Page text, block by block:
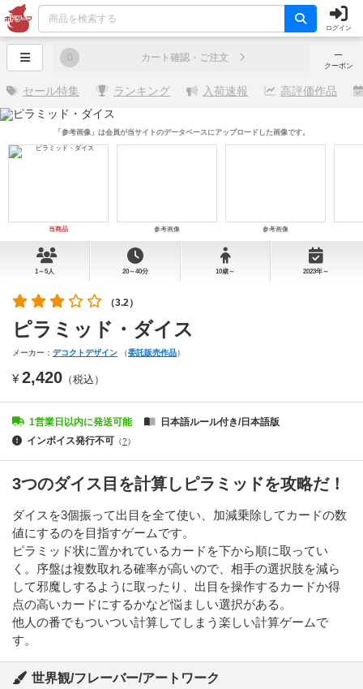
ログイン
─
クーポン
0 カート確認・ご注文
セール特集 ランキング 入荷速報 高評価作品
当商品 参考画像 参考画像
「参考画像」は会員が当サイトのデータベースにアップロードした画像です。
1～5人 20～40分 10歳～ 2023年～
（3.2）
ピラミッド・ダイス
メーカー： デコクトデザイン （委託販売作品）
¥ 2,420 （税込）
1営業日以内に発送可能
日本語ルール付き/日本語版
インボイス発行不可 （?）
3つのダイス目を計算しピラミッドを攻略だ！
ダイスを3個振って出目を全て使い、加減乗除してカードの数
値にするのを目指すゲームです。
ピラミッド状に置かれているカードを下から順に取ってい
く。序盤は複数取れる確率が高いので、相手の選択肢を減ら
して邪魔しするように取ったり、出目を操作するカードか得
点の高いカードにするかなど悩ましい選択がある。
他人の番でもついつい計算してしまう楽しい計算ゲームで
す。
世界観/フレーバー/アートワーク